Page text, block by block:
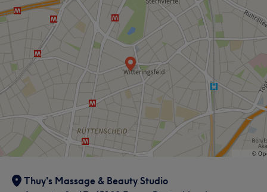
Thuy's Massage & Beauty Studio